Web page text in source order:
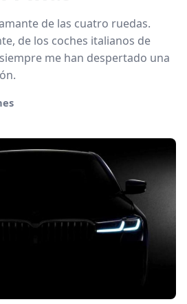
de las cuatro ruedas.
de los coches italianos de
me han despertado una